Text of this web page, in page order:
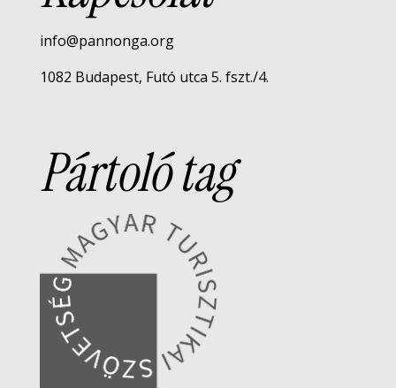
info@pannonga.org
1082 Budapest, Futó utca 5. fszt./4.
Pártoló tag